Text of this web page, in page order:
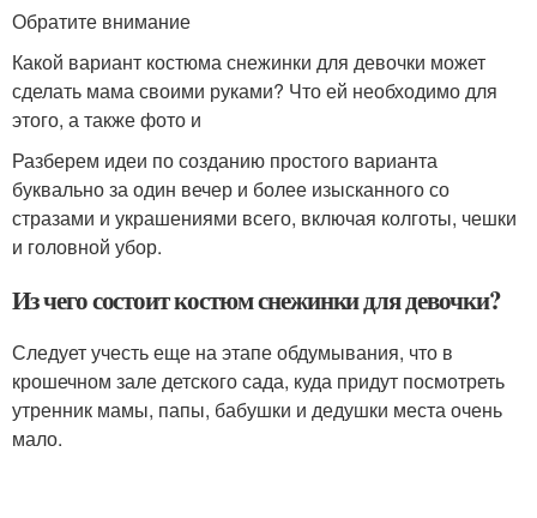
Обратите внимание
Какой вариант костюма снежинки для девочки может
сделать мама своими руками? Что ей необходимо для
этого, а также фото и
Разберем идеи по созданию простого варианта
буквально за один вечер и более изысканного со
стразами и украшениями всего, включая колготы, чешки
и головной убор.
Из чего состоит костюм снежинки для девочки?
Следует учесть еще на этапе обдумывания, что в
крошечном зале детского сада, куда придут посмотреть
утренник мамы, папы, бабушки и дедушки места очень
мало.